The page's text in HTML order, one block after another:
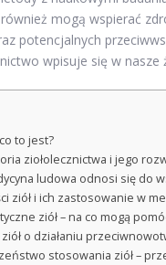
mogą wspierać
potencjalnych
wpisuje się w
to jest?
ziołolecznictwa i jego
ludowa odnosi się do
ziół i ich zastosowanie w
ziół – na co mogą
ziół o działaniu
stosowania ziół –